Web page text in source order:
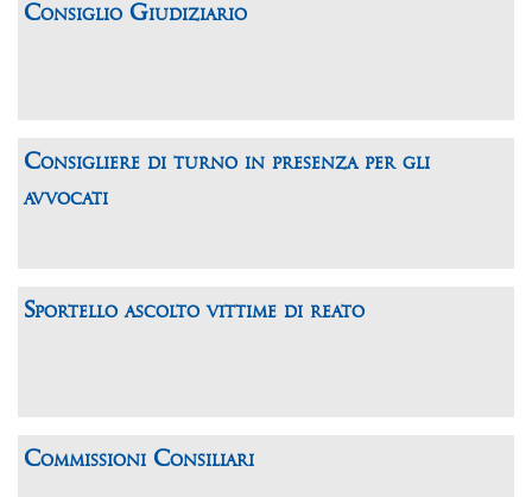
Consiglio Giudiziario
Consigliere di turno in presenza per gli
avvocati
Sportello ascolto vittime di reato
Commissioni Consiliari